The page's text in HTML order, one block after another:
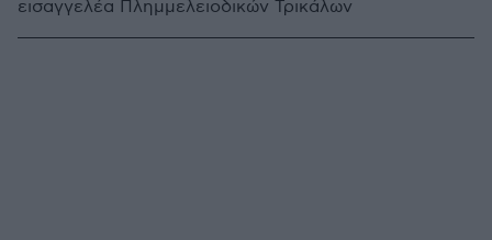
εισαγγελέα Πλημμελειοδικών Τρικάλων